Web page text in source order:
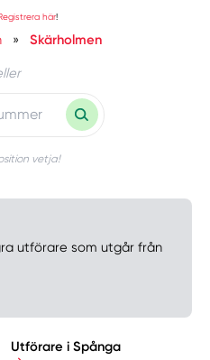
här!
» Skärholmen
vetja!
utförare som utgår från
Utförare i Spånga